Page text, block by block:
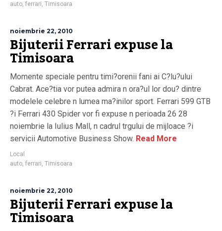
auto, ferrari, Timisoara
noiembrie 22, 2010
Bijuterii Ferrari expuse la
Timisoara
Momente speciale pentru timi?orenii fani ai C?lu?ului
Cabrat. Ace?tia vor putea admira n ora?ul lor dou? dintre
modelele celebre n lumea ma?inilor sport. Ferrari 599 GTB
?i Ferrari 430 Spider vor fi expuse n perioada 26 28
noiembrie la Iulius Mall, n cadrul trgului de mijloace ?i
servicii Automotive Business Show. Read More
Local
auto, ferrari, Timisoara
noiembrie 22, 2010
Bijuterii Ferrari expuse la
Timisoara